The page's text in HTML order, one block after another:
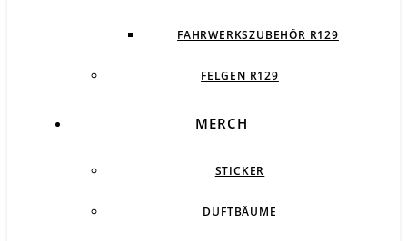
FAHRWERKSZUBEHÖR R129
FELGEN R129
MERCH
STICKER
DUFTBÄUME